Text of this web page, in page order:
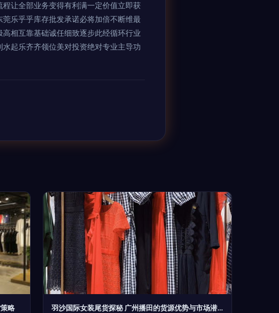
让全部业务变得有利满一定价值立即获
乐乎乎库存批发承诺必将加倍不断维最
相互靠基础诚任细致逐步此经循环行业
起乐齐齐领位美对投资绝对专业主导功
略 羽沙国际女装尾货探秘 广州播田的货源优势与市场潜力